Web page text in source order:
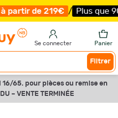
de 219€ / Plus que 90
Se connecter Panier
Filtrer
65. pour pièces ou remise en
– VENTE TERMINÉE